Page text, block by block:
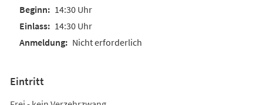
14:30 Uhr
14:30 Uhr
Nicht erforderlich
Eintritt